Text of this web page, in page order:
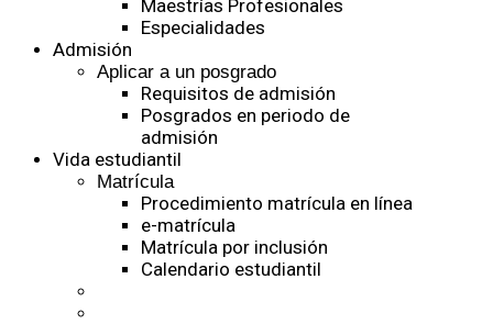
Maestrías Profesionales
Especialidades
Admisión
Aplicar a un posgrado
Requisitos de admisión
Posgrados en periodo de
admisión
Vida estudiantil
Matrícula
Procedimiento matrícula en línea
e-matrícula
Matrícula por inclusión
Calendario estudiantil